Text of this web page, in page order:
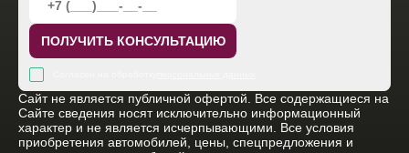
ПОЛУЧИТЬ КОНСУЛЬТАЦИЮ
Cайт не является публичной офертой. Все содержащиеся на
Сайте сведения носят исключительно информационный
характер и не является исчерпывающими. Все условия
приобретения автомобилей, цены, спецпредложения и